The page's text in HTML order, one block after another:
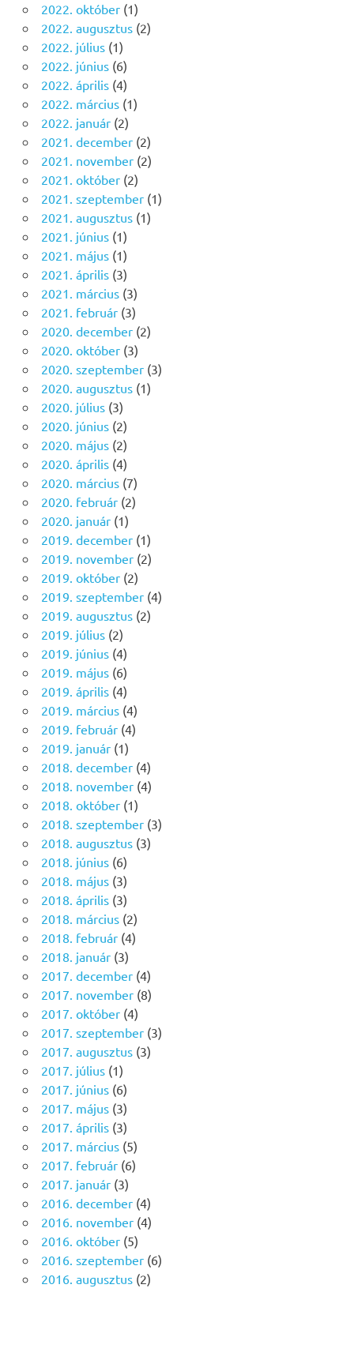
2022. október(1)
2022. augusztus(2)
2022. július(1)
2022. június(6)
2022. április(4)
2022. március(1)
2022. január(2)
2021. december(2)
2021. november(2)
2021. október(2)
2021. szeptember(1)
2021. augusztus(1)
2021. június(1)
2021. május(1)
2021. április(3)
2021. március(3)
2021. február(3)
2020. december(2)
2020. október(3)
2020. szeptember(3)
2020. augusztus(1)
2020. július(3)
2020. június(2)
2020. május(2)
2020. április(4)
2020. március(7)
2020. február(2)
2020. január(1)
2019. december(1)
2019. november(2)
2019. október(2)
2019. szeptember(4)
2019. augusztus(2)
2019. július(2)
2019. június(4)
2019. május(6)
2019. április(4)
2019. március(4)
2019. február(4)
2019. január(1)
2018. december(4)
2018. november(4)
2018. október(1)
2018. szeptember(3)
2018. augusztus(3)
2018. június(6)
2018. május(3)
2018. április(3)
2018. március(2)
2018. február(4)
2018. január(3)
2017. december(4)
2017. november(8)
2017. október(4)
2017. szeptember(3)
2017. augusztus(3)
2017. július(1)
2017. június(6)
2017. május(3)
2017. április(3)
2017. március(5)
2017. február(6)
2017. január(3)
2016. december(4)
2016. november(4)
2016. október(5)
2016. szeptember(6)
2016. augusztus(2)